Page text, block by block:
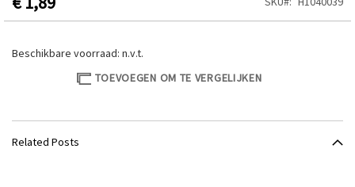
Beschikbare voorraad: n.v.t.
TOEVOEGEN OM TE VERGELIJKEN
Related Posts